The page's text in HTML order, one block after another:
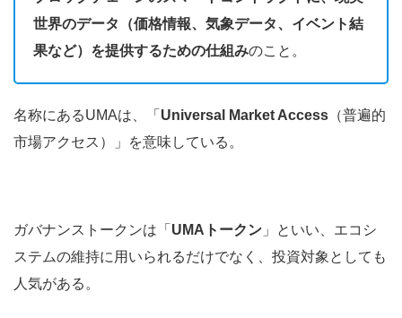
世界のデータ（価格情報、気象データ、イベント結
果など）を提供するための仕組みのこと。
名称にあるUMAは、「 Universal Market Access （普遍的
市場アクセス）」を意味している。
ガバナンストークンは「 UMAトークン 」といい、エコシ
ステムの維持に用いられるだけでなく、投資対象としても
人気がある。